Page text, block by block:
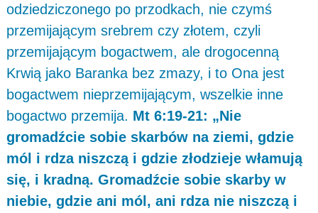
odziedziczonego po przodkach, nie czymś
przemijającym srebrem czy złotem, czyli
przemijającym bogactwem, ale drogocenną
Krwią jako Baranka bez zmazy, i to Ona jest
bogactwem nieprzemijającym, wszelkie inne
bogactwo przemija. Mt 6:19-21: „Nie
gromadźcie sobie skarbów na ziemi, gdzie
mól i rdza niszczą i gdzie złodzieje włamują
się, i kradną. Gromadźcie sobie skarby w
niebie, gdzie ani mól, ani rdza nie niszczą i